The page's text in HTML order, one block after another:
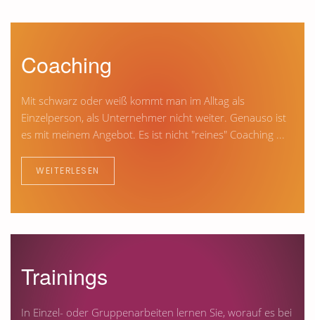
Coaching
Mit schwarz oder weiß kommt man im Alltag als
Einzelperson, als Unternehmer nicht weiter. Genauso ist
es mit meinem Angebot. Es ist nicht "reines" Coaching ...
WEITERLESEN
Trainings
In Einzel- oder Gruppenarbeiten lernen Sie, worauf es bei